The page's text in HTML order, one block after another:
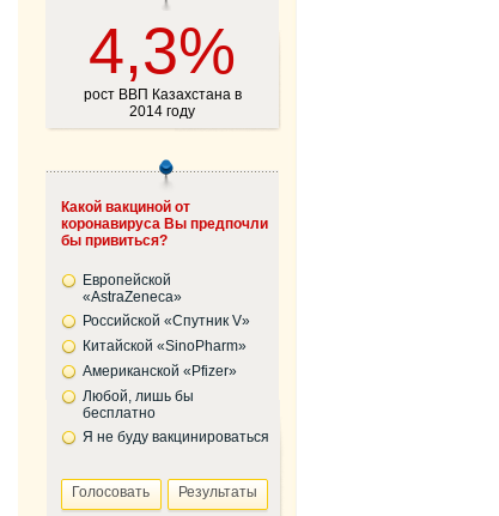
4,3%
рост ВВП Казахстана в
2014 году
Какой вакциной от
коронавируса Вы предпочли
бы привиться?
Европейской
«AstraZeneca»
Российской «Спутник V»
Китайской «SinoPharm»
Американской «Pfizer»
Любой, лишь бы
бесплатно
Я не буду вакцинироваться